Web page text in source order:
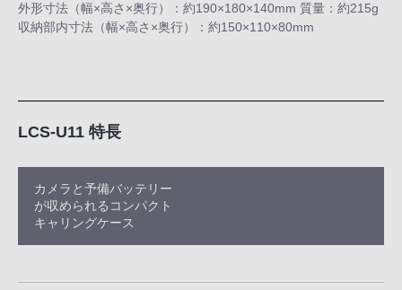
外形寸法（幅×高さ×奥行）：約190×180×140mm 質量：約215g
収納部内寸法（幅×高さ×奥行）：約150×110×80mm
LCS-U11 特長
カメラと予備バッテリー
が収められるコンパクト
キャリングケース